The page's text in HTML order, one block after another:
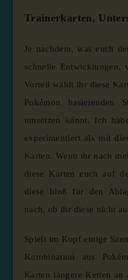
Trainerkarten,
Je nachdem, was euch
schnelle Entwicklungen,
Vorteil wählt ihr diese
Pokémon basierenden
umsetzen könnt. Ich
experimentiert als mit
Karten. Wenn ihr nach
diese Karten euch auf
diese bloß für den
nach, ob ihr diese nicht
Spielt im Kopf einige
Kombination aus
Karten längere Ketten